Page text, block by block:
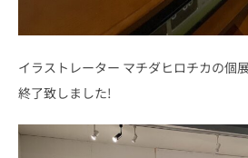
イラストレーター マチダヒロチカの個
終了致しました!